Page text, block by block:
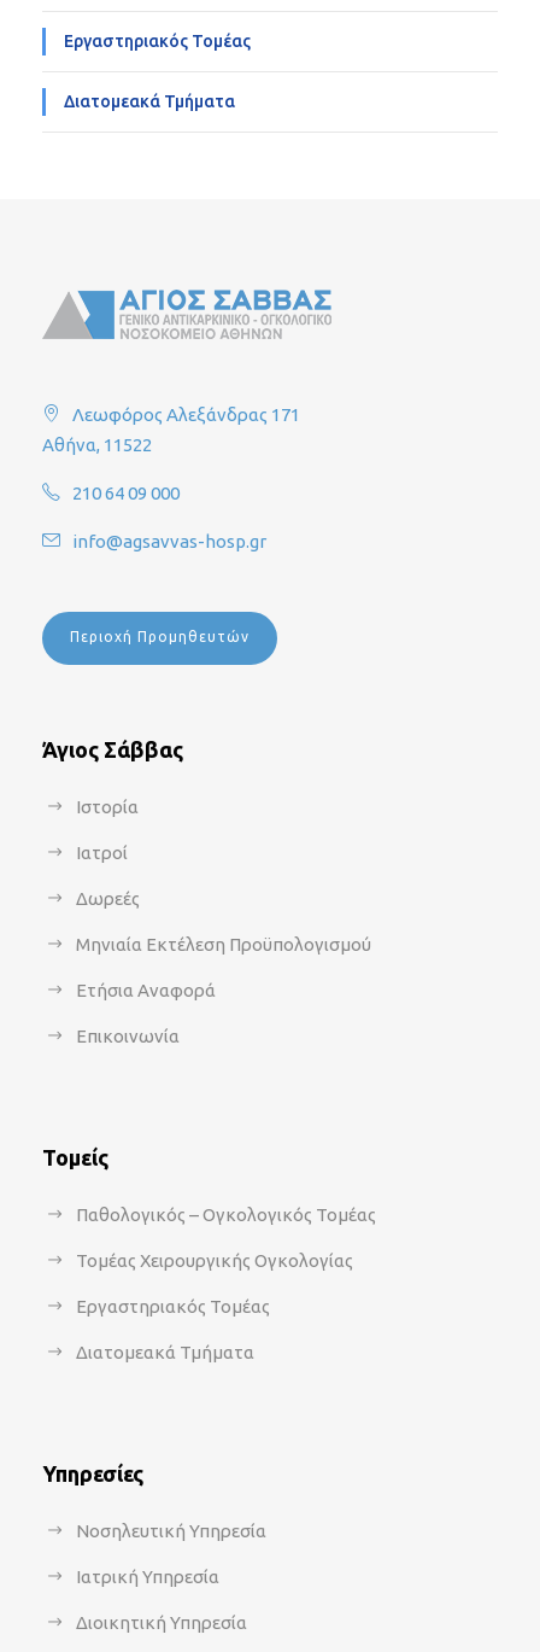
Εργαστηριακός Τομέας
Διατομεακά Τμήματα
Λεωφόρος Αλεξάνδρας 171
Αθήνα, 11522
210 64 09 000
info@agsavvas-hosp.gr
Περιοχή Προμηθευτών
Άγιος Σάββας
Ιστορία
Ιατροί
Δωρεές
Μηνιαία Εκτέλεση Προϋπολογισμού
Ετήσια Αναφορά
Επικοινωνία
Τομείς
Παθολογικός – Ογκολογικός Τομέας
Τομέας Χειρουργικής Ογκολογίας
Εργαστηριακός Τομέας
Διατομεακά Τμήματα
Υπηρεσίες
Νοσηλευτική Υπηρεσία
Ιατρική Υπηρεσία
Διοικητική Υπηρεσία